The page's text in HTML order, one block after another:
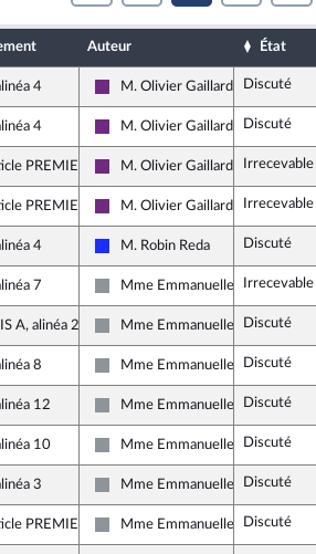
Auteur État
4
La République en Marche
M. Olivier Gaillard Discuté
4
La République en Marche
M. Olivier Gaillard Discuté
PREMIER
La République en Marche
M. Olivier Gaillard Irrecevable
PREMIER
La République en Marche
M. Olivier Gaillard Irrecevable
4
Les Républicains
M. Robin Reda Discuté
7
Non inscrit
Mme Emmanuelle Ménard
Irrecevable
A, alinéa 2
Non inscrit
Mme Emmanuelle Ménard
Discuté
8
Non inscrit
Mme Emmanuelle Ménard
Discuté
12
Non inscrit
Mme Emmanuelle Ménard
Discuté
10
Non inscrit
Mme Emmanuelle Ménard
Discuté
3
Non inscrit
Mme Emmanuelle Ménard
Discuté
PREMIER
Non inscrit
Mme Emmanuelle Ménard
Discuté